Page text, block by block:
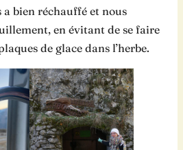
bien réchauffé et nous
en évitant de se faire
de glace dans l’herbe.